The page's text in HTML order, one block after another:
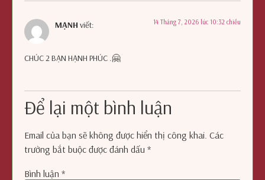
MẠNH viết: 14 Tháng 7, 2026 lúc 10:32 chiều
CHÚC 2 BẠN HẠNH PHÚC .🤗
Để lại một bình luận
Email của bạn sẽ không được hiển thị công khai. Các
trường bắt buộc được đánh dấu *
Bình luận *